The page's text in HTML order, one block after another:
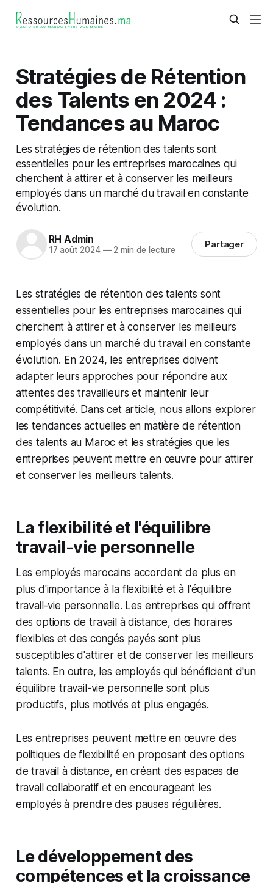
Stratégies de Rétention
des Talents en 2024 :
Tendances au Maroc
Les stratégies de rétention des talents sont
essentielles pour les entreprises marocaines qui
cherchent à attirer et à conserver les meilleurs
employés dans un marché du travail en constante
évolution.
RH Admin
17 août 2024 —2 min de lecture Partager
Les stratégies de rétention des talents sont
essentielles pour les entreprises marocaines qui
cherchent à attirer et à conserver les meilleurs
employés dans un marché du travail en constante
évolution. En 2024, les entreprises doivent
adapter leurs approches pour répondre aux
attentes des travailleurs et maintenir leur
compétitivité. Dans cet article, nous allons explorer
les tendances actuelles en matière de rétention
des talents au Maroc et les stratégies que les
entreprises peuvent mettre en œuvre pour attirer
et conserver les meilleurs talents.
La flexibilité et l'équilibre
travail-vie personnelle
Les employés marocains accordent de plus en
plus d'importance à la flexibilité et à l'équilibre
travail-vie personnelle. Les entreprises qui offrent
des options de travail à distance, des horaires
flexibles et des congés payés sont plus
susceptibles d'attirer et de conserver les meilleurs
talents. En outre, les employés qui bénéficient d'un
équilibre travail-vie personnelle sont plus
productifs, plus motivés et plus engagés.
Les entreprises peuvent mettre en œuvre des
politiques de flexibilité en proposant des options
de travail à distance, en créant des espaces de
travail collaboratif et en encourageant les
employés à prendre des pauses régulières.
Le développement des
compétences et la croissance